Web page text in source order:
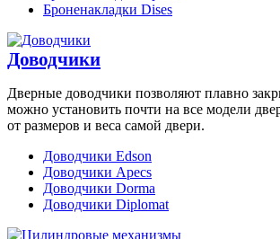
Броненакладки Dises
Доводчики
Дверные доводчики позволяют плавно
можно установить почти на все модели
от размеров и веса самой двери.
Доводчики Edson
Доводчики Apecs
Доводчики Dorma
Доводчики Diplomat